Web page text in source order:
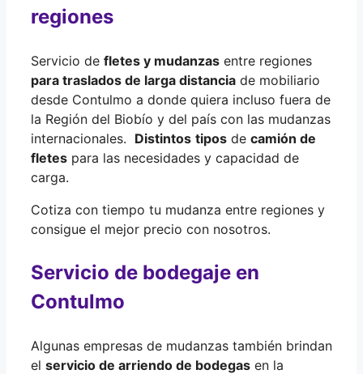
regiones
Servicio de fletes y mudanzas entre regiones
para traslados de larga distancia de mobiliario
desde Contulmo a donde quiera incluso fuera de
la Región del Biobío y del país con las mudanzas
internacionales. Distintos tipos de camión de
fletes para las necesidades y capacidad de
carga.
Cotiza con tiempo tu mudanza entre regiones y
consigue el mejor precio con nosotros.
Servicio de bodegaje en
Contulmo
Algunas empresas de mudanzas también brindan
el servicio de arriendo de bodegas en la